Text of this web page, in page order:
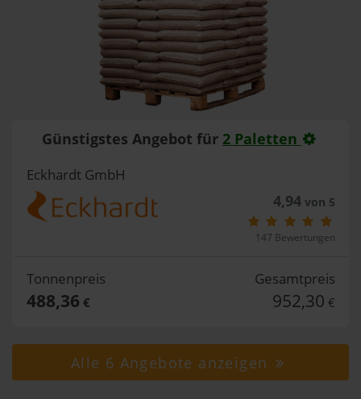
Günstigstes Angebot für 2 Paletten
Eckhardt GmbH
4,94von 5
147 Bewertungen
Tonnenpreis
488,36 €
Gesamtpreis
952,30 €
Alle 6 Angebote anzeigen